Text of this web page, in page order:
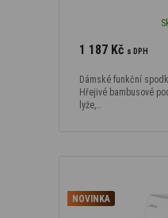
1 187 Kč s DPH
Dámské funkční
Hřejivé bambusové
lyže,…
NOVINKA